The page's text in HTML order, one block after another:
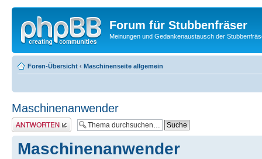
Forum für Stubbenfräser
Meinungen und Gedankenaustausch der
Foren-Übersicht ‹ Maschinenseite allgemein
Maschinenanwender
Antwort erstellen
Maschinenanwender